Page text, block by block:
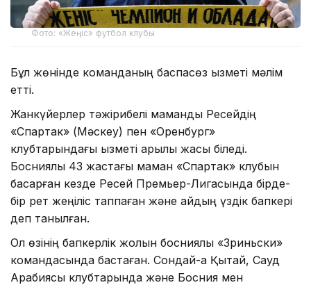
Фото: «Жеңіс» футбол клубы
Бұл жөнінде команданың баспасөз қызметі мәлім
етті.
Жанкүйерлер тәжірибелі маманды Ресейдің
«Спартак» (Мәскеу) пен «Оренбург»
клубтарындағы қызметі арқылы жақсы біледі.
Босниялық 43 жастағы маман «Спартак» клубын
басқарған кезде Ресей Премьер-Лигасында бірде-
бір рет жеңіліс таппаған және айдың үздік бапкері
деп танылған.
Ол өзінің бапкерлік жолын босниялық «Зриньски»
командасында бастаған. Сондай-ақ Қытай, Сауд
Арабиясы клубтарында және Босния мен